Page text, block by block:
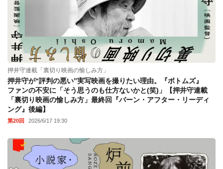
押井守連載「裏切り映画の愉しみ方」
押井守が“評判の悪い”実写映画を撮りたい理由。『ボトムズ』
ファンの不安に「そう思うのも仕方ないかと(笑)」【押井守連載
「裏切り映画の愉しみ方」最終回『バーン・アフター・リーディ
ング』後編】
第20回 2026/6/17 19:30